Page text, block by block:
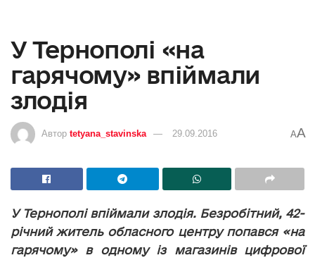
У Тернополі «на
гарячому» впіймали
злодія
Автор tetyana_stavinska 29.09.2016 AA
У Тернополі впіймали злодія. Безробітний, 42-
річний житель обласного центру попався «на
гарячому» в одному із магазинів цифрової